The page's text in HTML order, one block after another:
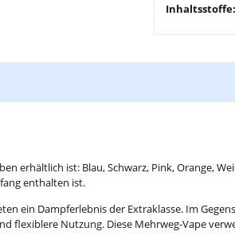
Inhaltsstoffe:
erhältlich ist: Blau, Schwarz, Pink, Orange,
enthalten ist.
ein Dampferlebnis der Extraklasse. Im
flexiblere Nutzung. Diese Mehrweg-Vape